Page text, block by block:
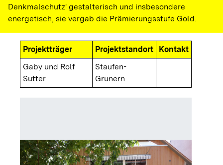
Denkmalschutz' gestalterisch und insbesondere
energetisch, sie vergab die Prämierungsstufe Gold.
Projektträger Projektstandort
Kontakt
Gaby und Rolf
Sutter
Staufen-
Grunern